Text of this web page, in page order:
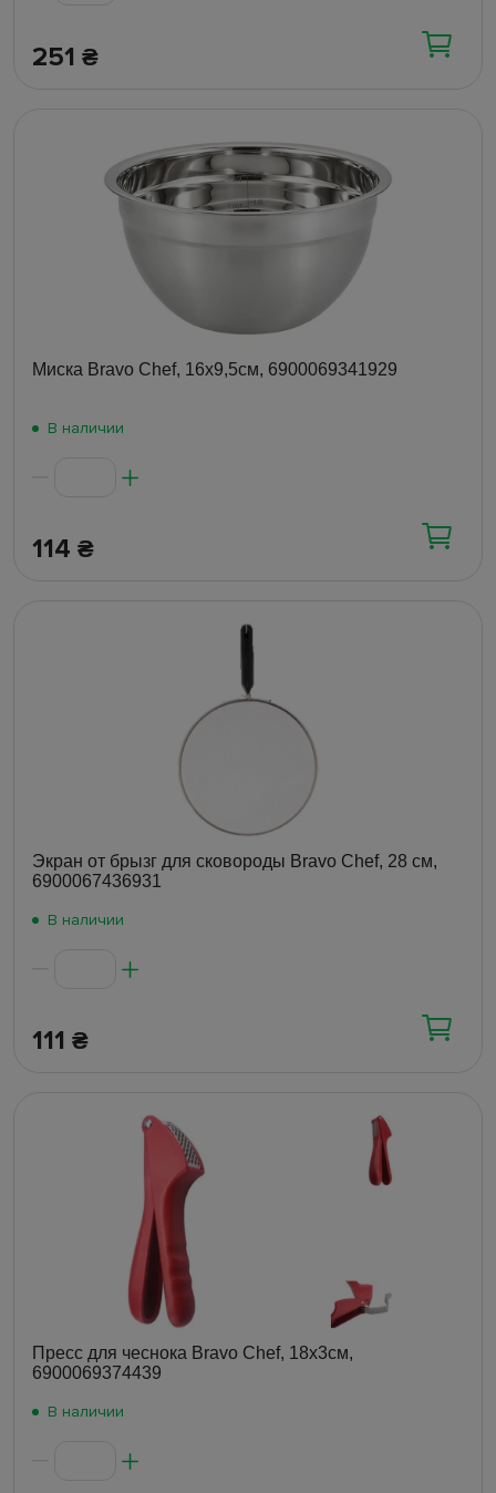
251 ₴
Миска Bravo Chef, 16x9,5см, 6900069341929
В наличии
114 ₴
Экран от брызг для сковороды Bravo Chef, 28 см,
6900067436931
В наличии
111 ₴
Пресс для чеснока Bravo Chef, 18х3см,
6900069374439
В наличии